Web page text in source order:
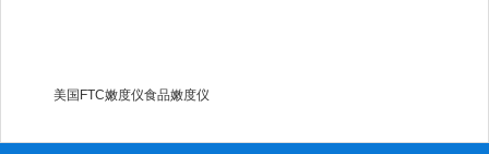
美国FTC嫩度仪食品嫩度仪